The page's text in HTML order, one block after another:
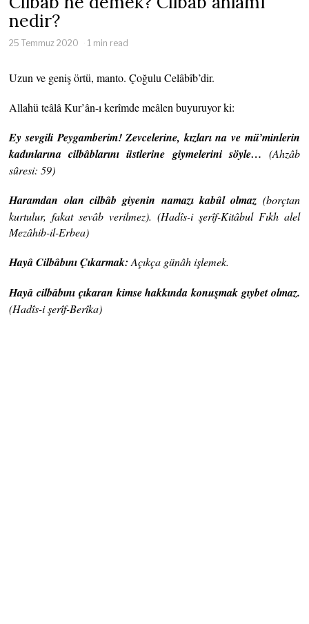
nedir?
25 Temmuz 2020 1 min read
Uzun ve geniş örtü, manto. Çoğulu Celâbîb’dir.
Allahü teâlâ Kur’ân-ı kerîmde meâlen buyuruyor ki:
Ey sevgili Peygamberim! Zevcelerine, kızları na ve mü’minlerin
kadınlarına cilbâblarını üstlerine giymelerini söyle… (Ahzâb
sûresi: 59)
Haramdan olan cilbâb giyenin namazı kabûl olmaz (borçtan
kurtulur, fakat sevâb verilmez). (Hadîs-i şerîf-Kitâbul Fıkh alel
Mezâhib-il-Erbea)
Hayâ Cilbâbını Çıkarmak:Açıkça günâh işlemek.
Hayâ cilbâbını çıkaran kimse hakkında konuşmak gıybet olmaz.
(Hadîs-i şerîf-Berîka)